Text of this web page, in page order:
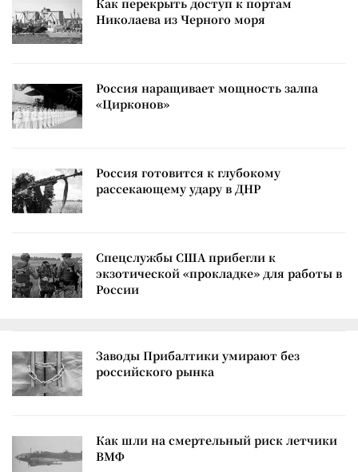
Николаева из Черного моря
Россия наращивает мощность залпа
«Цирконов»
Россия готовится к глубокому
рассекающему удару в ДНР
Спецслужбы США прибегли к
экзотической «прокладке» для работы в
России
Заводы Прибалтики умирают без
российского рынка
Как шли на смертельный риск летчики
ВМФ